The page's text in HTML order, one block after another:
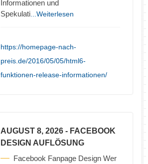
Informationen und
Spekulati ...Weiterlesen
https://homepage-nach-
preis.de/2016/05/05/html6-
funktionen-release-informationen/
AUGUST 8, 2026 - FACEBOOK
DESIGN AUFLÖSUNG
Facebook Fanpage Design Wer